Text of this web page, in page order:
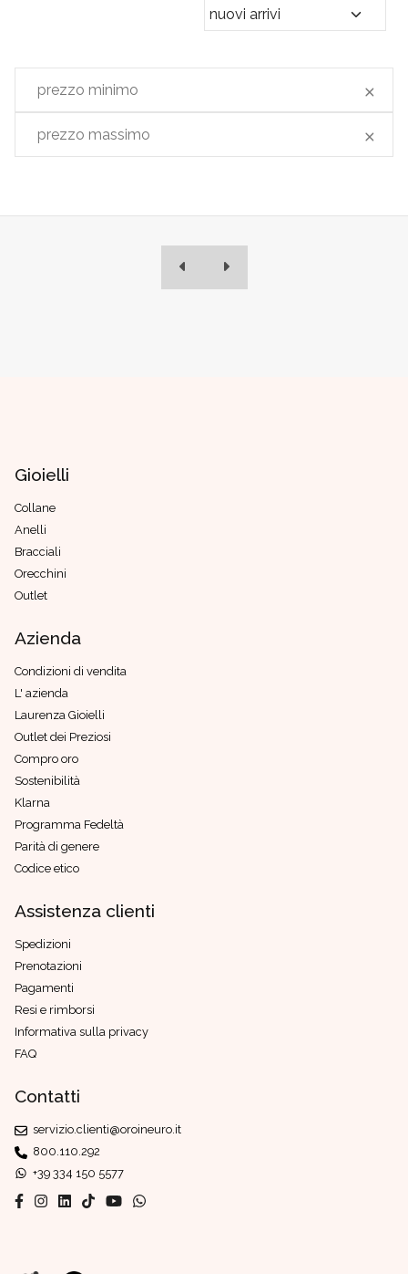
Gioielli
Collane
Anelli
Bracciali
Orecchini
Outlet
Azienda
Condizioni di vendita
L' azienda
Laurenza Gioielli
Outlet dei Preziosi
Compro oro
Sostenibilità
Klarna
Programma Fedeltà
Parità di genere
Codice etico
Assistenza clienti
Spedizioni
Prenotazioni
Pagamenti
Resi e rimborsi
Informativa sulla privacy
FAQ
Contatti
servizio.clienti@oroineuro.it
800.110.292
+39 334 150 5577